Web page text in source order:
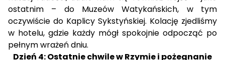
ostatnim – do Muzeów Watykańskich, w tym
oczywiście do Kaplicy Sykstyńskiej. Kolację zjedliśmy
w hotelu, gdzie każdy mógł spokojnie odpocząć po
pełnym wrażeń dniu.
Dzień 4: Ostatnie chwile w Rzymie i pożegnanie